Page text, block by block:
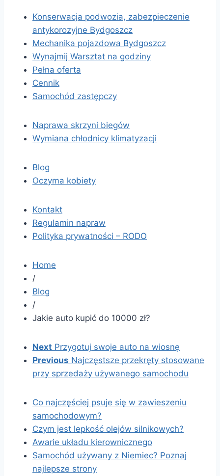
Konserwacja podwozia, zabezpieczenie
antykorozyjne Bydgoszcz
Mechanika pojazdowa Bydgoszcz
Wynajmij Warsztat na godziny
Pełna oferta
Cennik
Samochód zastępczy
Naprawa skrzyni biegów
Wymiana chłodnicy klimatyzacji
Blog
Oczyma kobiety
Kontakt
Regulamin napraw
Polityka prywatności – RODO
Home
/
Blog
/
Jakie auto kupić do 10000 zł?
Next Przygotuj swoje auto na wiosnę
Previous Najczęstsze przekręty stosowane
przy sprzedaży używanego samochodu
Co najczęściej psuje się w zawieszeniu
samochodowym?
Czym jest lepkość olejów silnikowych?
Awarie układu kierownicznego
Samochód używany z Niemiec? Poznaj
najlepsze strony